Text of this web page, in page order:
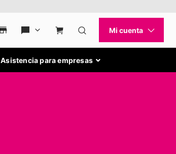
Asistencia para empresas